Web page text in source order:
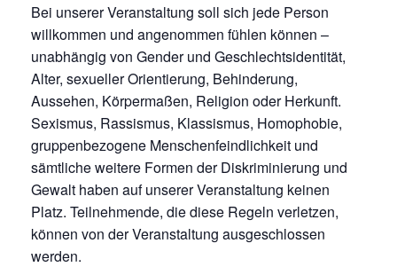
Bei unserer Veranstaltung soll sich jede Person
willkommen und angenommen fühlen können –
unabhängig von Gender und Geschlechtsidentität,
Alter, sexueller Orientierung, Behinderung,
Aussehen, Körpermaßen, Religion oder Herkunft.
Sexismus, Rassismus, Klassismus, Homophobie,
gruppenbezogene Menschenfeindlichkeit und
sämtliche weitere Formen der Diskriminierung und
Gewalt haben auf unserer Veranstaltung keinen
Platz. Teilnehmende, die diese Regeln verletzen,
können von der Veranstaltung ausgeschlossen
werden.